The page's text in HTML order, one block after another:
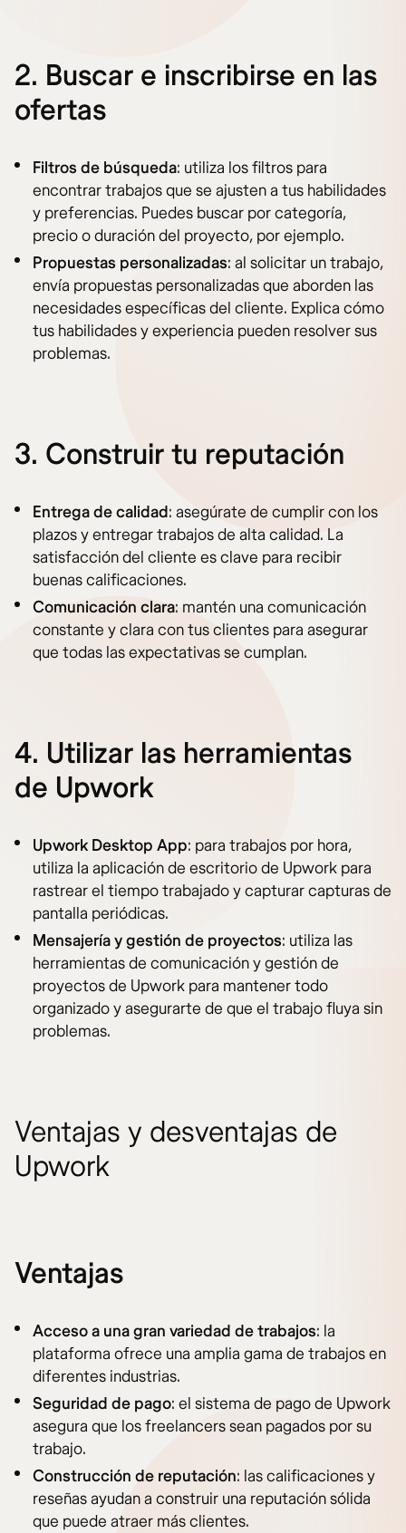
2. Buscar e inscribirse en las
ofertas
Filtros de búsqueda: utiliza los filtros para
encontrar trabajos que se ajusten a tus habilidades
y preferencias. Puedes buscar por categoría,
precio o duración del proyecto, por ejemplo.
Propuestas personalizadas: al solicitar un trabajo,
envía propuestas personalizadas que aborden las
necesidades específicas del cliente. Explica cómo
tus habilidades y experiencia pueden resolver sus
problemas.
3. Construir tu reputación
Entrega de calidad: asegúrate de cumplir con los
plazos y entregar trabajos de alta calidad. La
satisfacción del cliente es clave para recibir
buenas calificaciones.
Comunicación clara: mantén una comunicación
constante y clara con tus clientes para asegurar
que todas las expectativas se cumplan.
4. Utilizar las herramientas
de Upwork
Upwork Desktop App: para trabajos por hora,
utiliza la aplicación de escritorio de Upwork para
rastrear el tiempo trabajado y capturar capturas de
pantalla periódicas.
Mensajería y gestión de proyectos: utiliza las
herramientas de comunicación y gestión de
proyectos de Upwork para mantener todo
organizado y asegurarte de que el trabajo fluya sin
problemas.
Ventajas y desventajas de
Upwork
Ventajas
Acceso a una gran variedad de trabajos: la
plataforma ofrece una amplia gama de trabajos en
diferentes industrias.
Seguridad de pago: el sistema de pago de Upwork
asegura que los freelancers sean pagados por su
trabajo.
Construcción de reputación: las calificaciones y
reseñas ayudan a construir una reputación sólida
que puede atraer más clientes.